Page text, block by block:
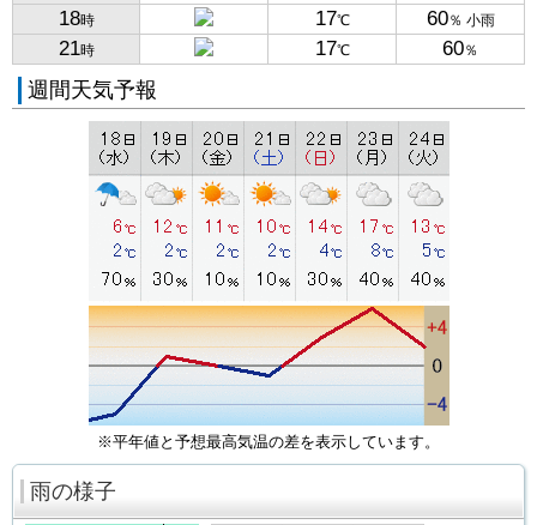
18時 17℃ 60％ 小雨
21時 17℃ 60％
週間天気予報
※平年値と予想最高気温の差を表示しています。
雨の様子